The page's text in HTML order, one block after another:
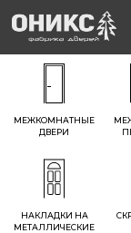
МЕЖКОМНАТНЫЕ
ДВЕРИ
НАКЛАДКИ НА
МЕТАЛЛИЧЕСКИЕ